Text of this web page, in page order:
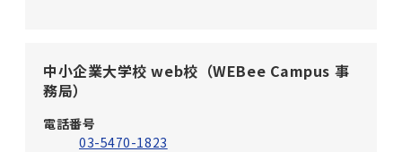
中小企業大学校 web校（WEBee Campus 事
務局）
電話番号
03-5470-1823